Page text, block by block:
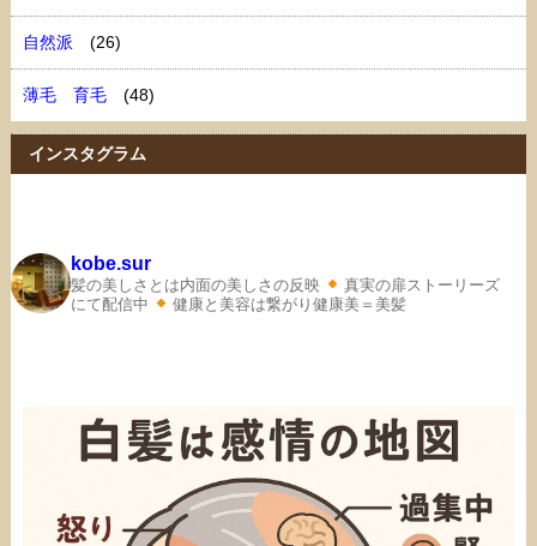
自然派 (26)
薄毛 育毛 (48)
インスタグラム
kobe.sur
髪の美しさとは内面の美しさの反映
真実の扉ストーリーズ
にて配信中
健康と美容は繋がり健康美＝美髪